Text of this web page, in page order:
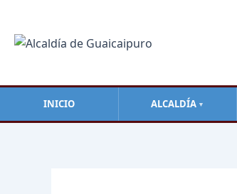
INICIO ALCALDÍA ▼
contenido